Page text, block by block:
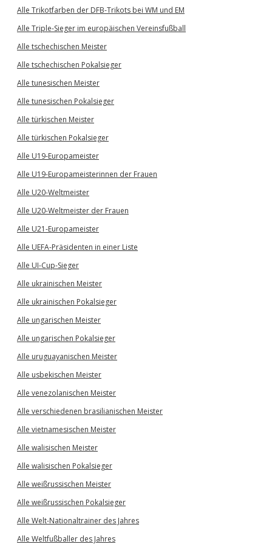
Alle Trikotfarben der DFB-Trikots bei WM und EM
Alle Triple-Sieger im europäischen Vereinsfußball
Alle tschechischen Meister
Alle tschechischen Pokalsieger
Alle tunesischen Meister
Alle tunesischen Pokalsieger
Alle türkischen Meister
Alle türkischen Pokalsieger
Alle U19-Europameister
Alle U19-Europameisterinnen der Frauen
Alle U20-Weltmeister
Alle U20-Weltmeister der Frauen
Alle U21-Europameister
Alle UEFA-Präsidenten in einer Liste
Alle UI-Cup-Sieger
Alle ukrainischen Meister
Alle ukrainischen Pokalsieger
Alle ungarischen Meister
Alle ungarischen Pokalsieger
Alle uruguayanischen Meister
Alle usbekischen Meister
Alle venezolanischen Meister
Alle verschiedenen brasilianischen Meister
Alle vietnamesischen Meister
Alle walisischen Meister
Alle walisischen Pokalsieger
Alle weißrussischen Meister
Alle weißrussischen Pokalsieger
Alle Welt-Nationaltrainer des Jahres
Alle Weltfußballer des Jahres